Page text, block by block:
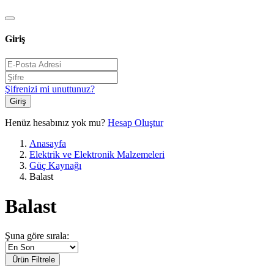
Giriş
Şifrenizi mi unuttunuz?
Giriş
Henüz hesabınız yok mu? Hesap Oluştur
Anasayfa
Elektrik ve Elektronik Malzemeleri
Güç Kaynağı
Balast
Balast
Şuna göre sırala:
Ürün Filtrele